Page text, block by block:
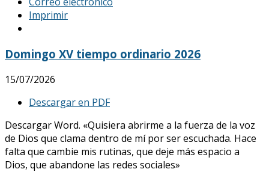
Imprimir
Domingo XV tiempo ordinario 2026
15/07/2026
Descargar en PDF
Descargar Word. «Quisiera abrirme a la fuerza de la voz
de Dios que clama dentro de mí por ser escuchada. Hace
falta que cambie mis rutinas, que deje más espacio a
Dios, que abandone las redes sociales»